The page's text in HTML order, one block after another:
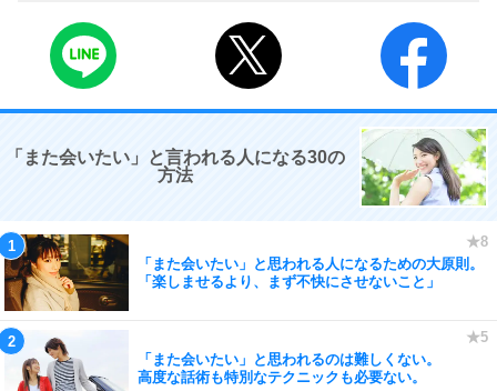
「また会いたい」と言われる人になる30の
方法
「また会いたい」と思われる人になるための大原則。
「楽しませるより、まず不快にさせないこと」
「また会いたい」と思われるのは難しくない。
高度な話術も特別なテクニックも必要ない。